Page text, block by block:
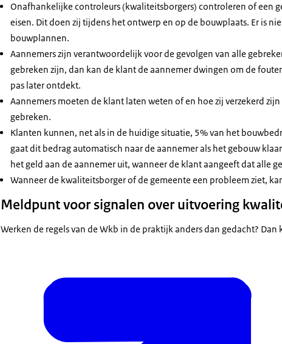
Onafhankelijke controleurs (kwaliteitsborgers) controleren of een
eisen. Dit doen zij tijdens het ontwerp en op de bouwplaats. Er is
bouwplannen.
Aannemers zijn verantwoordelijk voor de gevolgen van alle
gebreken zijn, dan kan de klant de aannemer dwingen om de
pas later ontdekt.
Aannemers moeten de klant laten weten of en hoe zij verzekerd
gebreken.
Klanten kunnen, net als in de huidige situatie, 5% van het
gaat dit bedrag automatisch naar de aannemer als het gebouw
het geld aan de aannemer uit, wanneer de klant aangeeft dat alle
Wanneer de kwaliteitsborger of de gemeente een probleem ziet,
Meldpunt voor signalen over uitvoering
Werken de regels van de Wkb in de praktijk anders dan gedacht? Dan